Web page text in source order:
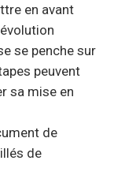
en avant
se penche sur
peuvent
sa mise en
de
de